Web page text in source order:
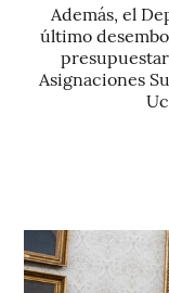
Además, el
último
Asignaciones